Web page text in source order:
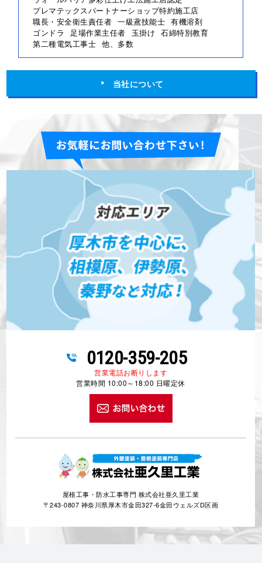
プレマテックスパートナーショップ特約施工店
職長・安全衛生責任者 一級鳶技能士 有機溶剤
ゴンドラ
足場作業主任者 玉掛け 石綿特別教育
第二種電気工事士 他、多数
当社について
0120-359-205
営業電話お断りします
営業時間 10:00～18:00 日曜定休
屋根工事・防水工事専門 株式会社亜久里工業
〒243-0807 神奈川県厚木市金田327-6金田ウェルズD区画